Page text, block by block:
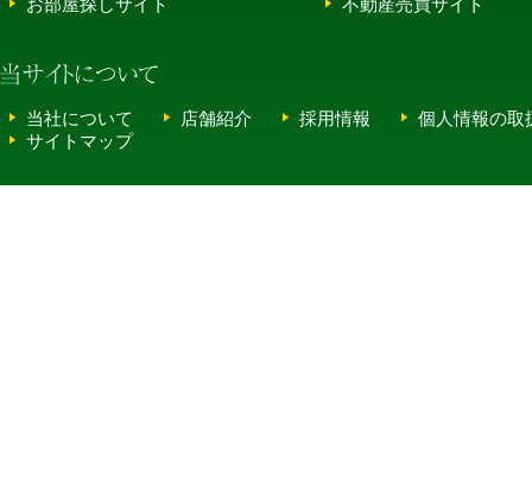
当社について 店舗紹介 採用情報
個人情報の取
サイトマップ